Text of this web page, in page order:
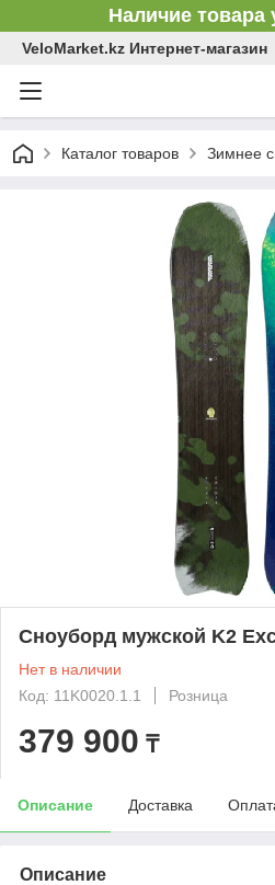
Наличие товара
VeloMarket.kz Интернет-магазин
Каталог товаров Зимнее
Сноуборд мужской K2
Нет в наличии
Код: 11K0020.1.1
Розница
379 900 ₸
Описание Доставка
Описание